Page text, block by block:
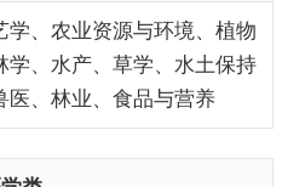
学、农业资源与环境、植物
、水产、草学、水土保持
医、林业、食品与营养